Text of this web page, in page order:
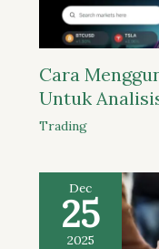
Cara
Untuk
Trading
Dec
25
2025